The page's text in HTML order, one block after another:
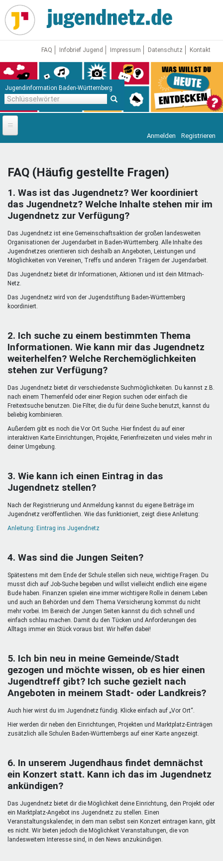
Direkt
zum
Inhalt
FAQ Infobrief Jugend Impressum Datenschutz Kontakt
Jugendinformation Baden-Württemberg
Startseite
Jugendnetz
Freizeit & Reisen
Mentoren & Projekte
Schule & Beruf
Demokratie & Beteiligung
Vor Ort
Anmelden Registrieren
FAQ (Häufig gestellte Fragen)
1. Was ist das Jugendnetz? Wer koordiniert
das Jugendnetz? Welche Inhalte stehen mir im
Jugendnetz zur Verfügung?
Das Jugendnetz ist eine Gemeinschaftsaktion der großen landesweiten
Organisationen der Jugendarbeit in Baden-Württemberg. Alle Inhalte des
Jugendnetzes orientieren sich deshalb an Angeboten, Leistungen und
Möglichkeiten von Vereinen, Treffs und anderen Trägern der Jugendarbeit.
Das Jugendnetz bietet dir Informationen, Aktionen und ist dein Mitmach-
Netz.
Das Jugendnetz wird von der Jugendstiftung Baden-Württemberg
koordiniert.
2. Ich suche zu einem bestimmten Thema
Informationen. Wie kann mir das Jugendnetz
weiterhelfen? Welche Rerchemöglichkeiten
stehen zur Verfügung?
Das Jugendnetz bietet dir verschiedenste Suchmöglichkeiten. Du kannst z.B.
nach einem Themenfeld oder einer Region suchen oder einfach die
Freitextsuche benutzen. Die Filter, die du für deine Suche benutzt, kannst du
beliebig kombinieren.
Außerdem gibt es noch die Vor Ort Suche. Hier findest du auf einer
interaktiven Karte Einrichtungen, Projekte, Ferienfreizeiten und vieles mehr in
deiner Umgebung.
3. Wie kann ich einen Eintrag in das
Jugendnetz stellen?
Nach der Registrierung und Anmeldung kannst du eigene Beiträge im
Jugendnetz veröffentlichen. Wie das funktioniert, zeigt diese Anleitung:
Anleitung: Eintrag ins Jugendnetz
4. Was sind die Jungen Seiten?
Spätestens mit dem Ende der Schule stellen sich neue, wichtige Fragen. Du
musst dich auf Job-Suche begeben und willst vielleicht endlich eine eigene
Bude haben. Finanzen spielen eine immer wichtigere Rolle in deinem Leben
und auch an Behörden und dem Thema Versicherung kommst du nicht
mehr vorbei. Im Bereich der Jungen Seiten kannst du dich schnell und
einfach schlau machen. Damit du den Tücken und Anforderungen des
Alltags immer ein Stück voraus bist. Wir helfen dabei!
5. Ich bin neu in meine Gemeinde/Stadt
gezogen und möchte wissen, ob es hier einen
Jugendtreff gibt? Ich suche gezielt nach
Angeboten in meinem Stadt- oder Landkreis?
Auch hier wirst du im Jugendnetz fündig. Klicke einfach auf „Vor Ort“.
Hier werden dir neben den Einrichtungen, Projekten und Marktplatz-Einträgen
zusätzlich alle Schulen Baden-Württembergs auf einer Karte angezeigt.
6. In unserem Jugendhaus findet demnächst
ein Konzert statt. Kann ich das im Jugendnetz
ankündigen?
Das Jugendnetz bietet dir die Möglichkeit deine Einrichtung, dein Projekt oder
ein Marktplatz-Angebot ins Jugendnetz zu stellen. Einen
Veranstaltungskalender, in dem man selbst sein Konzert eintragen kann, gibt
es nicht. Wir bieten jedoch die Möglichkeit Veranstaltungen, die von
landesweitem Interesse sind, in den News anzukündigen.